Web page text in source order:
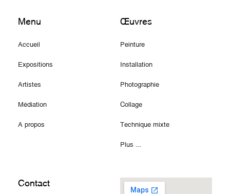
Menu
Accueil
Expositions
Artistes
Médiation
A propos
Œuvres
Peinture
Installation
Photographie
Collage
Technique mixte
Plus ...
Contact